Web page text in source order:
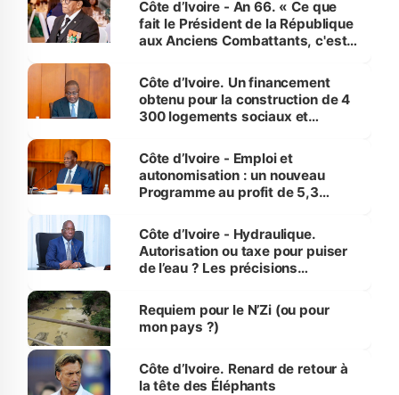
Côte d’Ivoire - An 66. « Ce que
fait le Président de la République
aux Anciens Combattants, c'est
Côte d’Ivoire. Un financement
obtenu pour la construction de 4
300 logements sociaux et
et Yamoussoukro
Côte d’Ivoire - Emploi et
autonomisation : un nouveau
Programme au profit de 5,3
Côte d’Ivoire - Hydraulique.
Autorisation ou taxe pour puiser
de l’eau ? Les précisions
Requiem pour le N’Zi (ou pour
mon pays ?)
Côte d’Ivoire. Renard de retour à
la tête des Éléphants